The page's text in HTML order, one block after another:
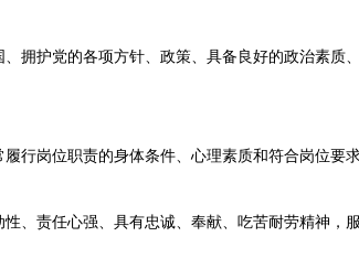
护党的各项方针、政策、具备良好的政治素质
岗位职责的身体条件、心理素质和符合岗位要求
责任心强、具有忠诚、奉献、吃苦耐劳精神，服